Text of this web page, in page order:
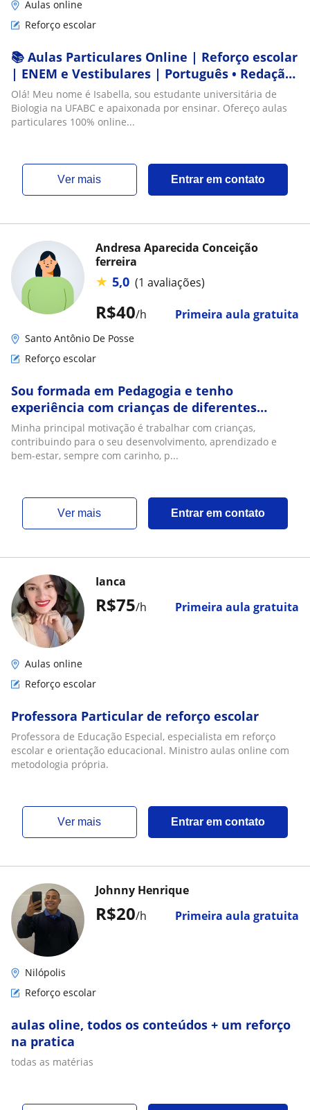
Aulas online
Reforço escolar
📚 Aulas Particulares Online | Reforço escolar
| ENEM e Vestibulares | Português • Redação
• Biologia • Humanas
Olá! Meu nome é Isabella, sou estudante universitária de
Biologia na UFABC e apaixonada por ensinar. Ofereço aulas
particulares 100% online...
ver mais Entrar em contato
R$40/h Primeira aula gratuita
Andresa Aparecida Conceição
ferreira
★ 5,0 (1 avaliações)
Santo Antônio De Posse
Reforço escolar
Sou formada em Pedagogia e tenho
experiência com crianças de diferentes
idades. Já trabalhei em creches, escolas e
também como bab
Minha principal motivação é trabalhar com crianças,
contribuindo para o seu desenvolvimento, aprendizado e
bem-estar, sempre com carinho, p...
ver mais Entrar em contato
R$75/h Primeira aula gratuita
Ianca
Aulas online
Reforço escolar
Professora Particular de reforço escolar
Professora de Educação Especial, especialista em reforço
escolar e orientação educacional. Ministro aulas online com
metodologia própria.
ver mais Entrar em contato
R$20/h Primeira aula gratuita
Johnny Henrique
Nilópolis
Reforço escolar
aulas oline, todos os conteúdos + um reforço
na pratica
todas as matérias